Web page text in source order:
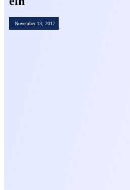
November 13, 2017